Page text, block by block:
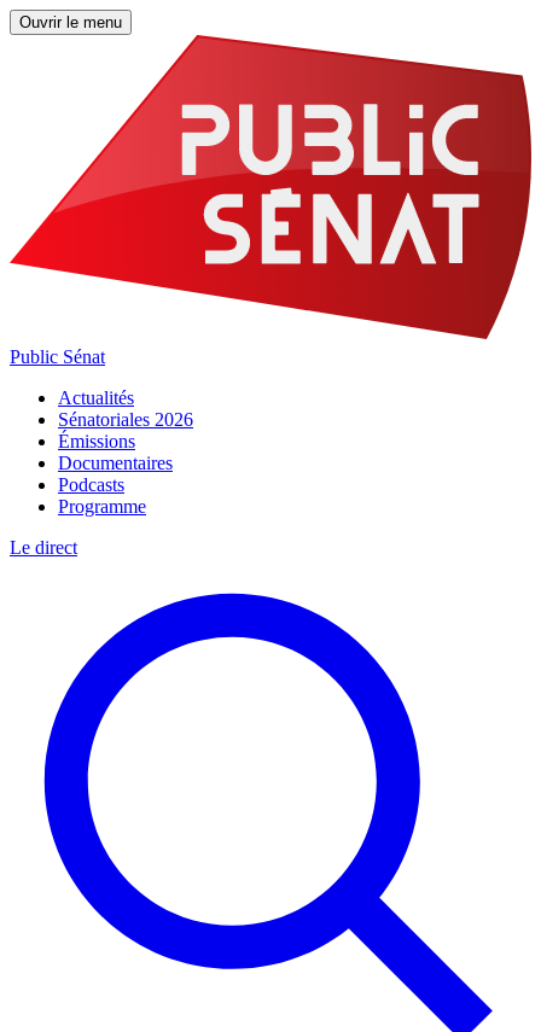
Ouvrir le menu
Public Sénat
Actualités
Sénatoriales 2026
Émissions
Documentaires
Podcasts
Programme
Le direct